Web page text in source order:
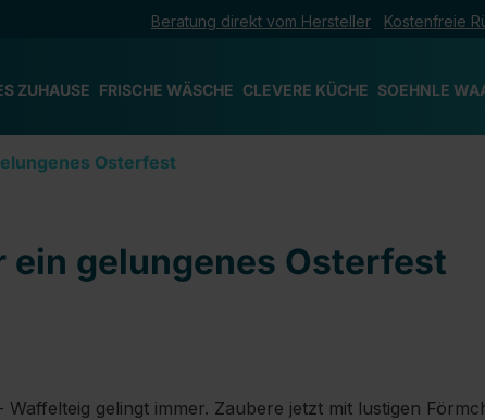
Beratung direkt vom Hersteller Kostenfreie
ZUHAUSE FRISCHE WÄSCHE CLEVERE KÜCHE SOEHNLE
Osterfest
gelungenes Osterfest
gelingt immer. Zaubere jetzt mit lustigen